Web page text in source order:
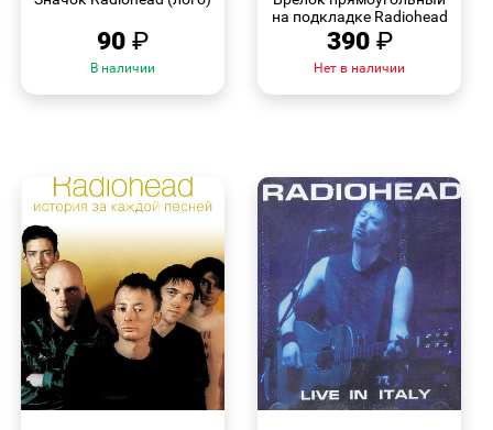
90 ₽
В наличии
на подкладке Radiohead
390 ₽
Нет в наличии